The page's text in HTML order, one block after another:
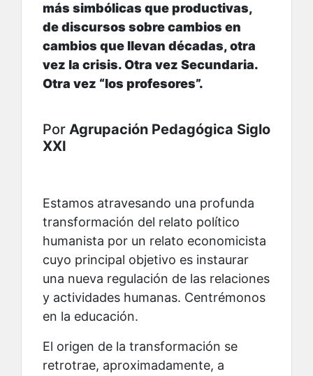
más simbólicas que productivas,
de discursos sobre cambios en
cambios que llevan décadas, otra
vez la crisis. Otra vez Secundaria.
Otra vez “los profesores”.
Por Agrupación Pedagógica Siglo
XXI
Estamos atravesando una profunda
transformación del relato político
humanista por un relato economicista
cuyo principal objetivo es instaurar
una nueva regulación de las relaciones
y actividades humanas. Centrémonos
en la educación.
El origen de la transformación se
retrotrae, aproximadamente, a